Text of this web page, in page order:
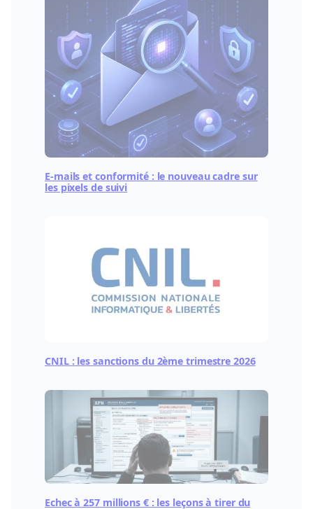
E-mails et conformité : le nouveau cadre sur
les pixels de suivi
CNIL : les sanctions du 2ème trimestre 2026
Echec à 257 millions € : les leçons à tirer du